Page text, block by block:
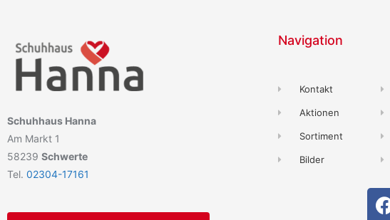
Schuhhaus Hanna
Am Markt 1
58239 Schwerte
Tel. 02304-17161
Navigation
Kontakt
Aktionen
Sortiment
Bilder